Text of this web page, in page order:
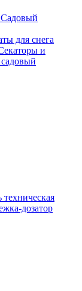
Садовый
для снега
и
техническая
дозатор